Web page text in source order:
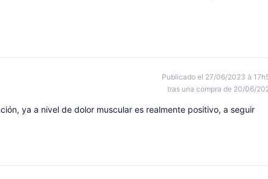
Publicado el 27/06/2023 à
tras una compra de 20/06/
ya a nivel de dolor muscular es realmente positivo, a seguir